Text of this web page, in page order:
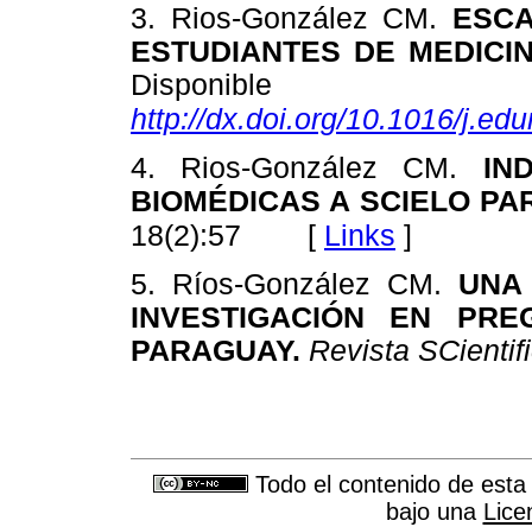
3. Rios-González CM.
ESTUDIANTES DE
http://dx.doi.org/10.1016/
4. Rios-González CM.
BIOMÉDICAS A SCIELO
18(2):57 [ Links ]
5. Ríos-González CM.
INVESTIGACIÓN EN
PARAGUAY. Revista
Todo el contenido de
bajo una